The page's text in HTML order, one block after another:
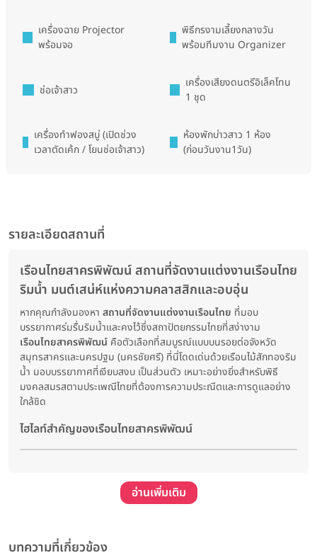
เครื่องฉาย Projector
พร้อมจอ
พิธีกรงามเลี้ยงกลางวัน
พร้อมทีมงาน Organizer
ช่อเจ้าสาว
เครื่องเสียงดนตรีอิเล็คโทน
1 ชุด
เครื่องทำฟองสบู่ (เปิดช่วง
เวลาตัดเค้ก / โยนช่อเจ้าสาว)
ห้องพักบ่าวสาว 1 ห้อง
(ก่อนวันงาน1วัน)
รายละเอียดสถานที่
เรือนไทยสาครพิพัฒน์ สถานที่จัดงานแต่งงานเรือนไทย
ริมน้ำ มนต์เสน่ห์แห่งความคลาสสิกและอบอุ่น
หากคุณกำลังมองหา สถานที่จัดงานแต่งงานเรือนไทย ที่มอบ
บรรยากาศร่มรื่นริมน้ำและคงไว้ซึ่งสถาปัตยกรรมไทยที่สง่างาม
เรือนไทยสาครพิพัฒน์ คือตัวเลือกที่สมบูรณ์แบบบนรอยต่อจังหวัด
สมุทรสาครและนครปฐม (นครชัยศรี) ที่นี่โดดเด่นด้วยเรือนไม้สักทองริม
น้ำ มอบบรรยากาศที่เงียบสงบ เป็นส่วนตัว เหมาะอย่างยิ่งสำหรับพิธี
มงคลสมรสตามประเพณีไทยที่ต้องการความประณีตและการดูแลอย่าง
ใกล้ชิด
ไฮไลท์สำคัญของเรือนไทยสาครพิพัฒน์
อ่านเพิ่มเติม
บทความที่เกี่ยวข้อง